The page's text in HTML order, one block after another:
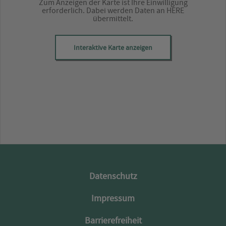
Zum Anzeigen der Karte ist Ihre Einwilligung
erforderlich. Dabei werden Daten an HERE
übermittelt.
Interaktive Karte anzeigen
Datenschutz
Impressum
Barrierefreiheit